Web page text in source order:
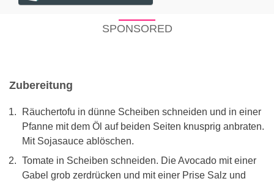
SPONSORED
Zubereitung
Räuchertofu in dünne Scheiben schneiden und in einer
Pfanne mit dem Öl auf beiden Seiten knusprig anbraten.
Mit Sojasauce ablöschen.
Tomate in Scheiben schneiden. Die Avocado mit einer
Gabel grob zerdrücken und mit einer Prise Salz und